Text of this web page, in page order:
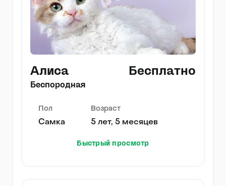
Алиса Бесплатно
Беспородная
Пол
Самка
Возраст
5 лет, 5 месяцев
Быстрый просмотр